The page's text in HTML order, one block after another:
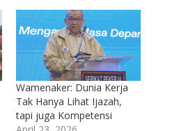
Wamenaker: Dunia Kerja
Tak Hanya Lihat Ijazah,
tapi juga Kompetensi